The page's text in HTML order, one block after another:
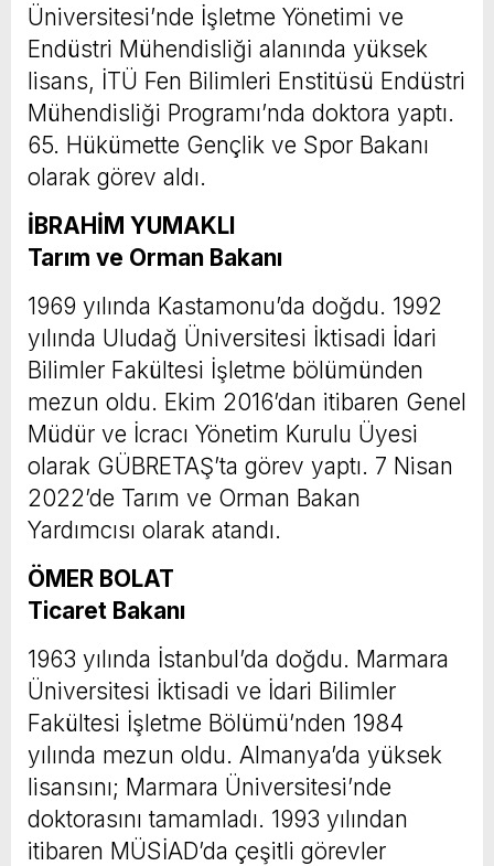
Üniversitesi’nde İşletme Yönetimi ve
Endüstri Mühendisliği alanında yüksek
lisans, İTÜ Fen Bilimleri Enstitüsü Endüstri
Mühendisliği Programı’nda doktora yaptı.
65. Hükümette Gençlik ve Spor Bakanı
olarak görev aldı.
İBRAHİM YUMAKLI
Tarım ve Orman Bakanı
1969 yılında Kastamonu’da doğdu. 1992
yılında Uludağ Üniversitesi İktisadi İdari
Bilimler Fakültesi İşletme bölümünden
mezun oldu. Ekim 2016’dan itibaren Genel
Müdür ve İcracı Yönetim Kurulu Üyesi
olarak GÜBRETAŞ’ta görev yaptı. 7 Nisan
2022’de Tarım ve Orman Bakan
Yardımcısı olarak atandı.
ÖMER BOLAT
Ticaret Bakanı
1963 yılında İstanbul’da doğdu. Marmara
Üniversitesi İktisadi ve İdari Bilimler
Fakültesi İşletme Bölümü’nden 1984
yılında mezun oldu. Almanya’da yüksek
lisansını; Marmara Üniversitesi’nde
doktorasını tamamladı. 1993 yılından
itibaren MÜSİAD’da çeşitli görevler